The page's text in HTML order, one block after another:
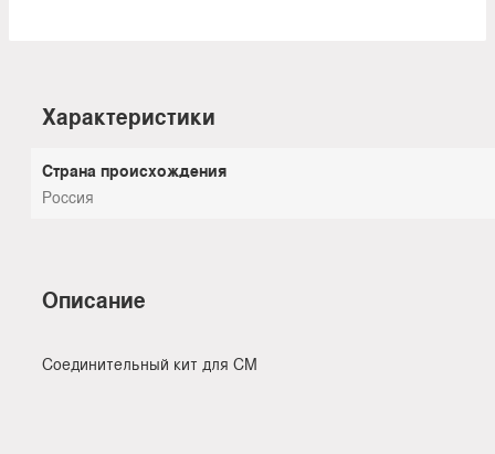
Характеристики
Страна происхождения
Россия
Описание
Соединительный кит для СМ